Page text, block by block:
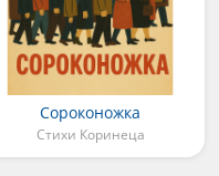
Сороконожка
Стихи Коринеца